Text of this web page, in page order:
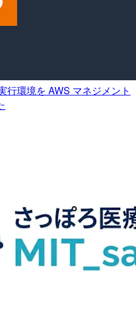
行環境を AWS マネジメント